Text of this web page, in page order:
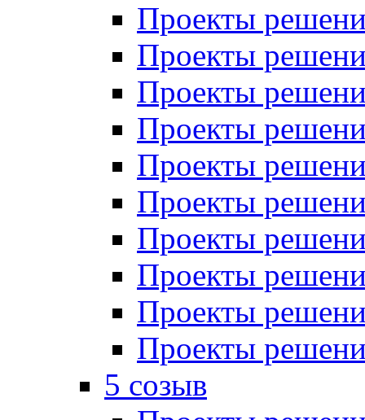
Проекты
Проекты
Проекты
Проекты
Проекты
Проекты
Проекты
Проекты
Проекты
Проекты
5 созыв